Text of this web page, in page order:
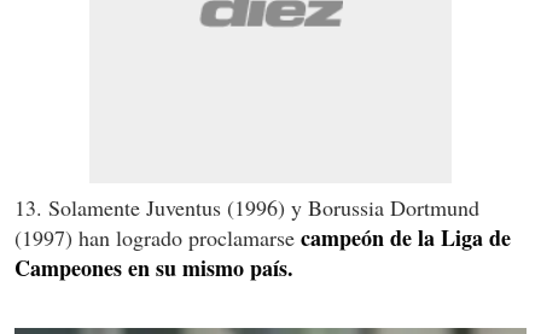
13. Solamente Juventus (1996) y Borussia Dortmund
(1997) han logrado proclamarse campeón de la Liga de
Campeones en su mismo país.